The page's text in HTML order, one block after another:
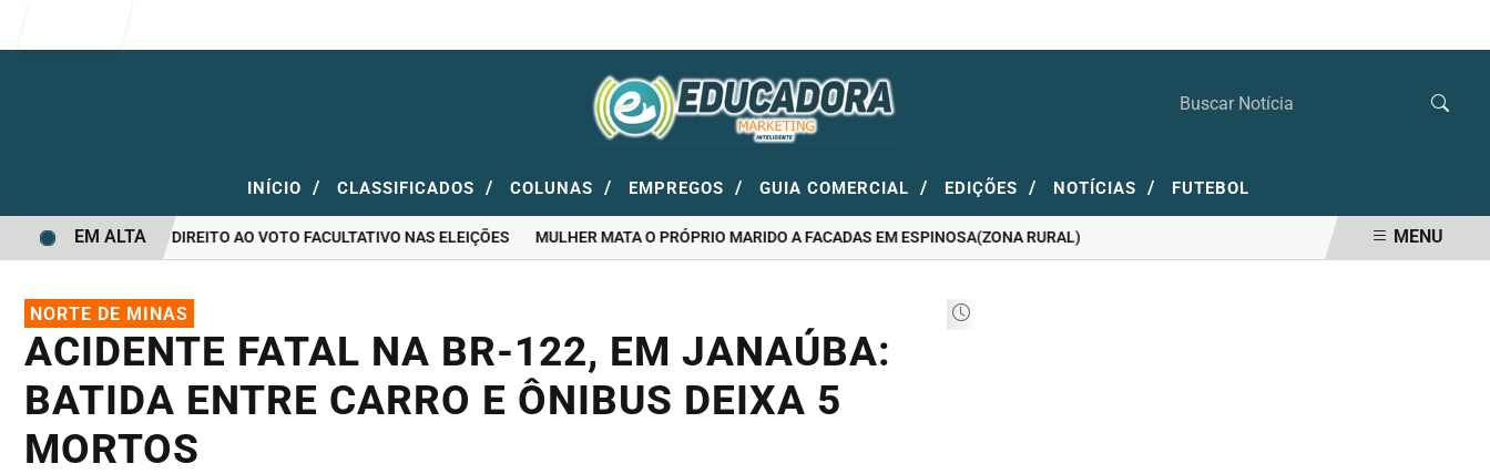
INÍCIO / CLASSIFICADOS / COLUNAS / EMPREGOS / GUIA COMERCIAL / EDIÇÕES / NOTÍCIAS / FUTEBOL
E QUEM TEM DIREITO AO VOTO FACULTATIVO NAS ELEIÇÕES MULHER MATA O PRÓPRIO MARIDO A FACADAS EM ESPINOSA(ZONA RURAL)
EM ALTA MENU
NORTE DE MINAS
ACIDENTE FATAL NA BR-122, EM JANAÚBA:
BATIDA ENTRE CARRO E ÔNIBUS DEIXA 5
MORTOS